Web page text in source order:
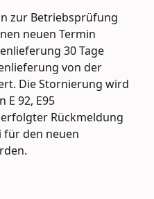
zur Betriebsprüfung
neuen Termin
30 Tage
von der
Die Stornierung wird
E 92, E95
Rückmeldung
für den neuen